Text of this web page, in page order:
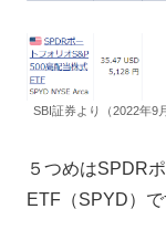
SBI証券より（2022年9
５つめはSPDR
ETF（SPYD）で